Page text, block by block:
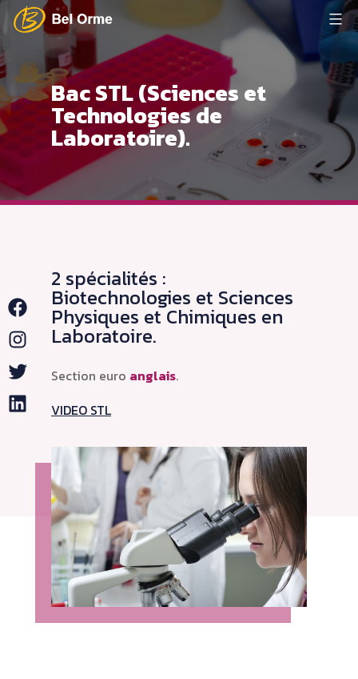
Aller
au
contenu
Bel
Orme Bac STL (Sciences et
Technologies de
Laboratoire).
Facebook
Instagram
Twitter
LinkedIn
2 spécialités :
Biotechnologies et Sciences
Physiques et Chimiques en
Laboratoire.
Section euro anglais.
VIDEO STL